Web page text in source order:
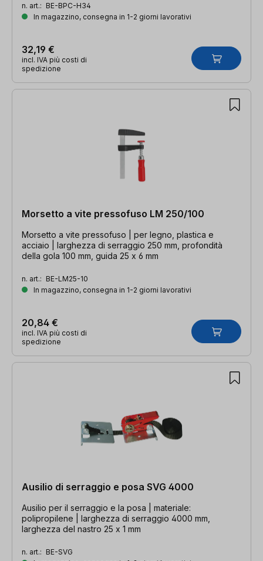
n. art.: BE-BPC-H34
In magazzino, consegna in 1-2 giorni lavorativi
32,19 €
incl. IVA più costi di
spedizione
Morsetto a vite pressofuso LM 250/100
Morsetto a vite pressofuso | per legno, plastica e
acciaio | larghezza di serraggio 250 mm, profondità
della gola 100 mm, guida 25 x 6 mm
n. art.: BE-LM25-10
In magazzino, consegna in 1-2 giorni lavorativi
20,84 €
incl. IVA più costi di
spedizione
Ausilio di serraggio e posa SVG 4000
Ausilio per il serraggio e la posa | materiale:
polipropilene | larghezza di serraggio 4000 mm,
larghezza del nastro 25 x 1 mm
n. art.: BE-SVG